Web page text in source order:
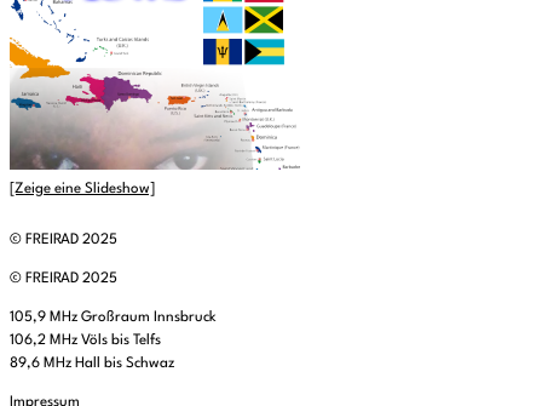
[Zeige eine Slideshow]
© FREIRAD 2025
© FREIRAD 2025
105,9 MHz Großraum Innsbruck
106,2 MHz Völs bis Telfs
89,6 MHz Hall bis Schwaz
Impressum